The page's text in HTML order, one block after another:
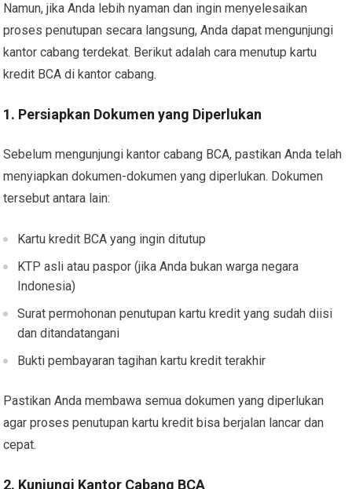
Namun, jika Anda lebih nyaman dan ingin menyelesaikan
proses penutupan secara langsung, Anda dapat mengunjungi
kantor cabang terdekat. Berikut adalah cara menutup kartu
kredit BCA di kantor cabang.
1. Persiapkan Dokumen yang Diperlukan
Sebelum mengunjungi kantor cabang BCA, pastikan Anda telah
menyiapkan dokumen-dokumen yang diperlukan. Dokumen
tersebut antara lain:
Kartu kredit BCA yang ingin ditutup
KTP asli atau paspor (jika Anda bukan warga negara
Indonesia)
Surat permohonan penutupan kartu kredit yang sudah diisi
dan ditandatangani
Bukti pembayaran tagihan kartu kredit terakhir
Pastikan Anda membawa semua dokumen yang diperlukan
agar proses penutupan kartu kredit bisa berjalan lancar dan
cepat.
2. Kunjungi Kantor Cabang BCA